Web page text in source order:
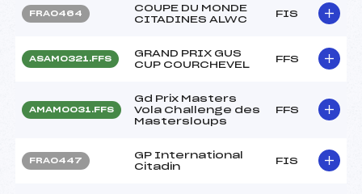
FRA0464
COUPE DU MONDE
CITADINES ALWC
FIS
ASAM0321.FFS
GRAND PRIX GUS
CUP COURCHEVEL
FFS
AMAM0031.FFS
Gd Prix Masters
Vola Challenge des
Mastersloups
FFS
FRA0447
GP International
Citadin
FIS